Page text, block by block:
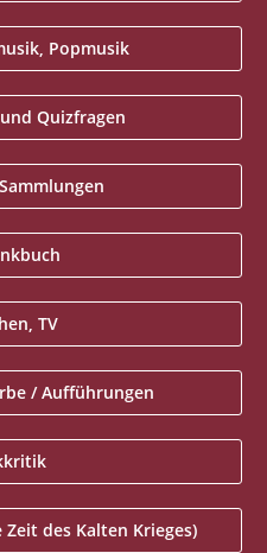
Popmusik
Quizfragen
TV
/ Aufführungen
Zeit des Kalten Krieges)